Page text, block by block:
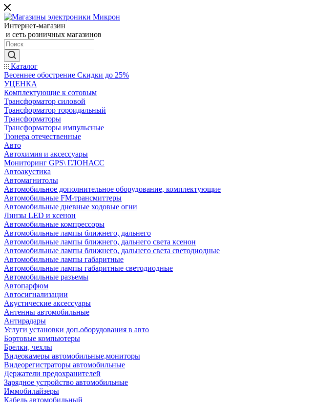
Интернет-магазин
и сеть розничных магазинов
Каталог
Весеннее обострение Скидки до 25%
УЦЕНКА
Комплектующие к сотовым
Трансформатор силовой
Трансформатор тороидальный
Трансформаторы
Трансформаторы импульсные
Тюнера отечественные
Авто
Автохимия и аксессуары
Мониторинг GPS\ ГЛОНАСС
Автоакустика
Автомагнитолы
Автомобильное дополнительное оборудование, комплектующие
Автомобильные FM-трансмиттеры
Автомобильные дневные ходовые огни
Линзы LED и ксенон
Автомобильные компрессоры
Автомобильные лампы ближнего, дальнего
Автомобильные лампы ближнего, дальнего света ксенон
Автомобильные лампы ближнего, дальнего света светодиодные
Автомобильные лампы габаритные
Автомобильные лампы габаритные светодиодные
Автомобильные разъемы
Автопарфюм
Автосигнализации
Акустические аксессуары
Антенны автомобильные
Антирадары
Услуги установки доп.оборудования в авто
Бортовые компьютеры
Брелки, чехлы
Видеокамеры автомобильные,мониторы
Видеорегистраторы автомобильные
Держатели предохранителей
Зарядное устройство автомобильные
Иммобилайзеры
Кабель автомобильный